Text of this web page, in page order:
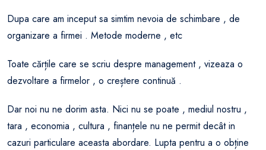
Dupa care am inceput sa simtim nevoia de schimbare , de
organizare a firmei . Metode moderne , etc
Toate cărțile care se scriu despre management , vizeaza o
dezvoltare a firmelor , o creștere continuă .
Dar noi nu ne dorim asta. Nici nu se poate , mediul nostru ,
tara , economia , cultura , finanțele nu ne permit decât in
cazuri particulare aceasta abordare. Lupta pentru a o obține